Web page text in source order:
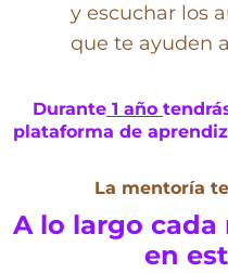
y escuchar los
que te ayuden
Durante 1 año
plataforma de
La mentoría
A lo largo
en